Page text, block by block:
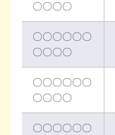
〇〇〇〇
〇〇〇〇〇〇
〇〇〇〇
〇〇〇〇〇〇
〇〇〇〇
〇〇〇〇〇〇